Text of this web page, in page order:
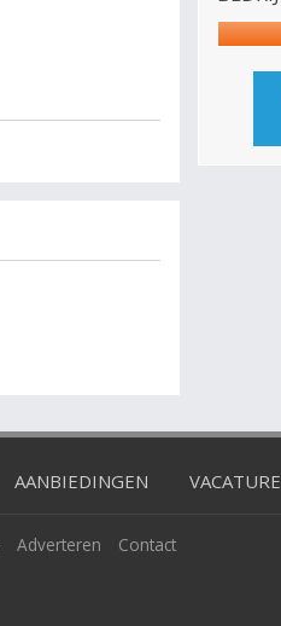
AANBIEDINGEN
Adverteren Contact